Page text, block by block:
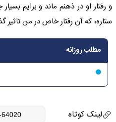
و رفتار او در ذهنم ماند و برایم
ستاره، که آن رفتار خاص در من تاثیر
مطلب روزانه
لینک کوتاه